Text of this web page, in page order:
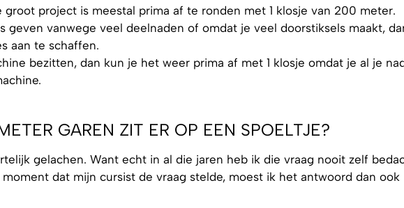
project is meestal prima af te ronden met 1 klosje van 200 meter.
geven vanwege veel deelnaden of omdat je veel doorstiksels maakt,
aan te schaffen.
bezitten, dan kun je het weer prima af met 1 klosje omdat je al je
GAREN ZIT ER OP EEN SPOELTJE?
gelachen. Want echt in al die jaren heb ik die vraag nooit zelf
dat mijn cursist de vraag stelde, moest ik het antwoord dan ook